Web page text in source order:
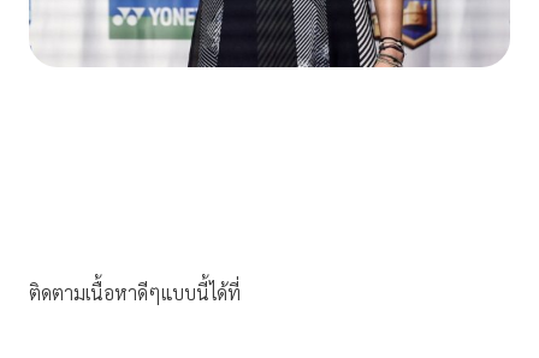
ติดตามเนื้อหาดีๆแบบนี้ได้ที่